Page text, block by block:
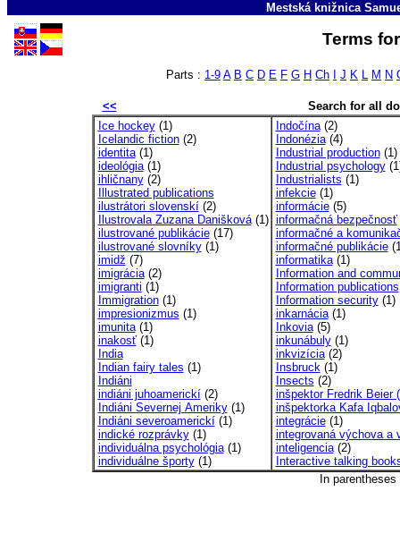
Mestská knižnica
Terms
Parts : 1-9 A B C D E F G H Ch J K L M N
<<
Search for all
Ice hockey(1)
Icelandic fiction(2)
identita(1)
ideológia(1)
ihličnany(2)
Illustrated publications
ilustrátori slovenskí(2)
Ilustrovala Zuzana Danišková(1)
ilustrované publikácie(17)
ilustrované slovníky(1)
imidž (7)
imigrácia(2)
imigranti (1)
Immigration(1)
impresionizmus (1)
imunita(1)
inakosť(1)
India
Indian fairy tales (1)
Indiáni
indiáni juhoamerickí(2)
Indiáni Severnej Ameriky(1)
Indiáni severoamerickí(1)
indické rozprávky(1)
individuálna psychológia(1)
individuálne športy(1)
Indočína(2)
Indonézia(4)
Industrial production(1)
Industrial psychology
Industrialists (1)
infekcie(1)
informácie(5)
informačná bezpečnosť
informačné a
informačné publikácie
informatika(1)
Information and
Information publications
Information security(1)
inkarnácia(1)
Inkovia(5)
inkunábuly(1)
inkvizícia(2)
Insbruck(1)
Insects (2)
inšpektor Fredrik Beier
inšpektorka Kafa
integrácie(1)
integrovaná výchova a
inteligencia(2)
Interactive talking
In